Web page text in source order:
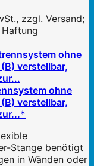
zzgl. Versand;
ohne
verstellbar,
Stange benötigt
in Wänden oder